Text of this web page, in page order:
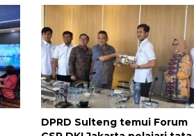
DPRD Sulteng temui Forum